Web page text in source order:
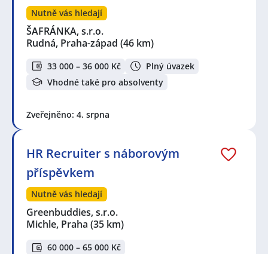
Nutně vás hledají
ŠAFRÁNKA, s.r.o.
Rudná, Praha-západ (46 km)
33 000 – 36 000 Kč
Plný úvazek
Vhodné také pro absolventy
Zveřejněno: 4. srpna
HR Recruiter s náborovým
příspěvkem
Nutně vás hledají
Greenbuddies, s.r.o.
Michle, Praha (35 km)
60 000 – 65 000 Kč